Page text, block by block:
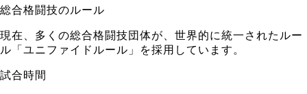
総合格闘技のルール
現在、多くの総合格闘技団体が、世界的に統一されたルー
ル「ユニファイドルール」を採用しています。
試合時間